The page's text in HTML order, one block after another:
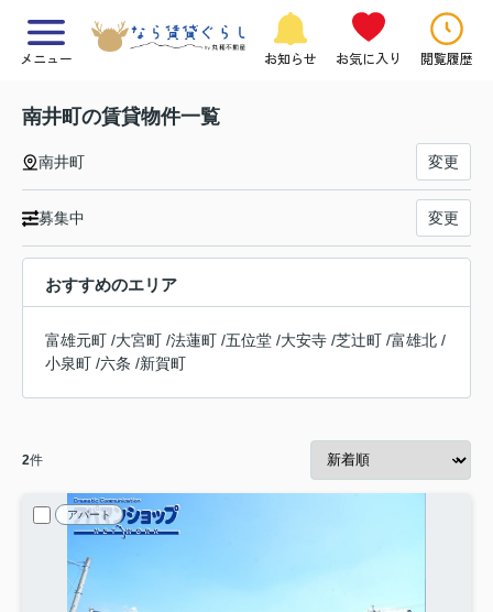
メニュー お知らせ お気に入り 閲覧履歴
南井町の賃貸物件一覧
南井町 変更
募集中 変更
おすすめのエリア
富雄元町 /大宮町 /法蓮町 /五位堂 /大安寺 /芝辻町 /富雄北 /
小泉町 /六条 /新賀町
2件
アパート